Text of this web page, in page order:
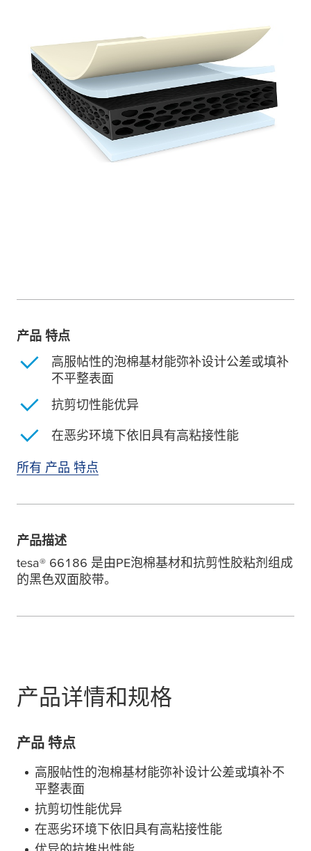
产品 特点
高服帖性的泡棉基材能弥补设计公差或填补
不平整表面
抗剪切性能优异
在恶劣环境下依旧具有高粘接性能
所有 产品 特点
产品描述
tesa® 66186 是由PE泡棉基材和抗剪性胶粘剂组成
的黑色双面胶带。
产品详情和规格
产品 特点
高服帖性的泡棉基材能弥补设计公差或填补不
平整表面
抗剪切性能优异
在恶劣环境下依旧具有高粘接性能